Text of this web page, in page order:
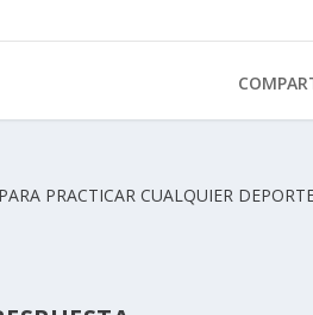
PRACTICAR CUALQUIER